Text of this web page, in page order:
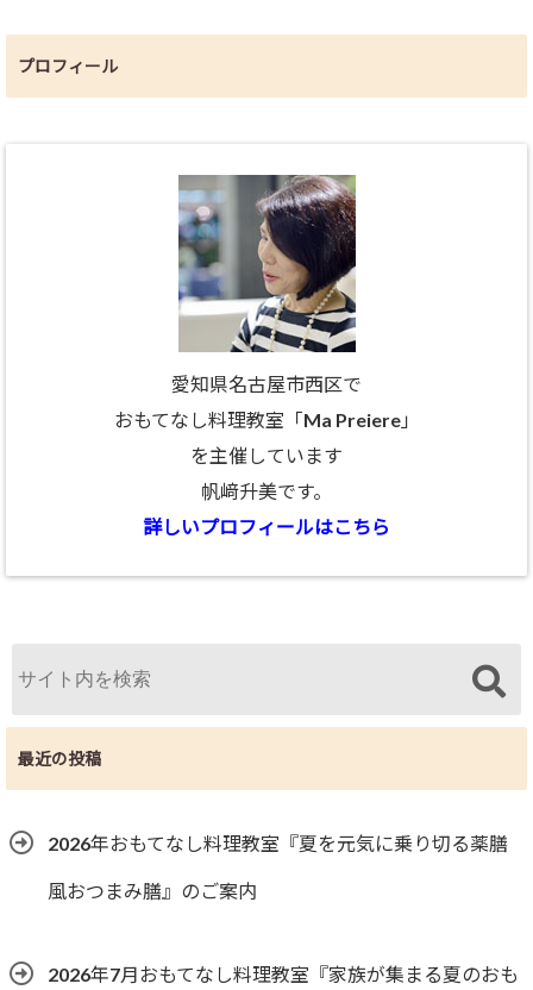
プロフィール
愛知県名古屋市西区で
おもてなし料理教室「Ma Preiere」
を主催しています
帆﨑升美です。
詳しいプロフィールはこちら
最近の投稿
2026年おもてなし料理教室『夏を元気に乗り切る薬膳
風おつまみ膳』のご案内
2026年7月おもてなし料理教室『家族が集まる夏のおも